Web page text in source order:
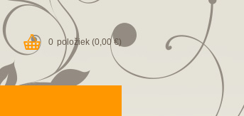
0 položiek (0,00 €)